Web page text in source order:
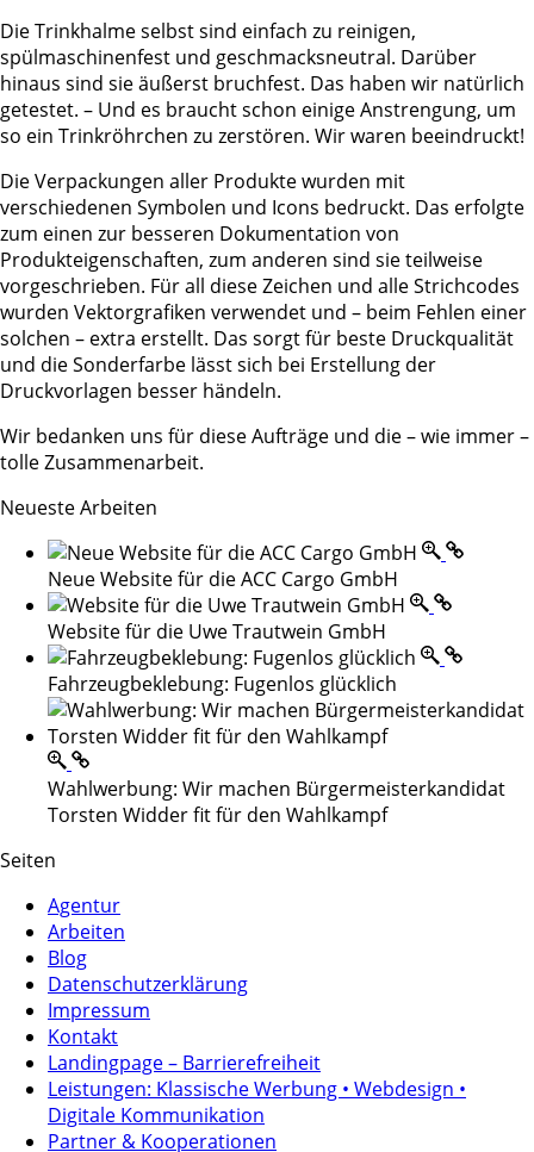
Die Trinkhalme selbst sind einfach zu reinigen,
spülmaschinenfest und geschmacksneutral. Darüber
hinaus sind sie äußerst bruchfest. Das haben wir natürlich
getestet. – Und es braucht schon einige Anstrengung, um
so ein Trinkröhrchen zu zerstören. Wir waren beeindruckt!
Die Verpackungen aller Produkte wurden mit
verschiedenen Symbolen und Icons bedruckt. Das erfolgte
zum einen zur besseren Dokumentation von
Produkteigenschaften, zum anderen sind sie teilweise
vorgeschrieben. Für all diese Zeichen und alle Strichcodes
wurden Vektorgrafiken verwendet und – beim Fehlen einer
solchen – extra erstellt. Das sorgt für beste Druckqualität
und die Sonderfarbe lässt sich bei Erstellung der
Druckvorlagen besser händeln.
Wir bedanken uns für diese Aufträge und die – wie immer –
tolle Zusammenarbeit.
Neueste Arbeiten
Neue Website für die ACC Cargo GmbH
Website für die Uwe Trautwein GmbH
Fahrzeugbeklebung: Fugenlos glücklich
Wahlwerbung: Wir machen Bürgermeisterkandidat
Torsten Widder fit für den Wahlkampf
Seiten
Agentur
Arbeiten
Blog
Datenschutzerklärung
Impressum
Kontakt
Landingpage – Barrierefreiheit
Leistungen: Klassische Werbung • Webdesign •
Digitale Kommunikation
Partner & Kooperationen